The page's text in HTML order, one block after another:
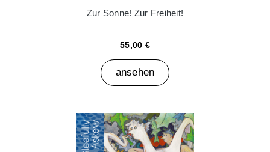
Zur Sonne! Zur Freiheit!
55,00 €
ansehen